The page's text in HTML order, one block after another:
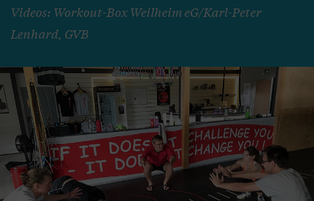
Videos: Workout-Box Weilheim eG/Karl-Peter
Lenhard, GVB